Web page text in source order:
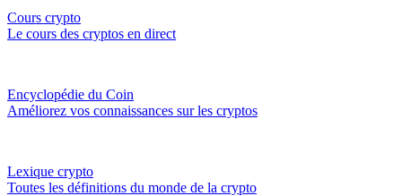
Cours crypto
Le cours des cryptos en direct
Encyclopédie du Coin
Améliorez vos connaissances sur les cryptos
Lexique crypto
Toutes les définitions du monde de la crypto